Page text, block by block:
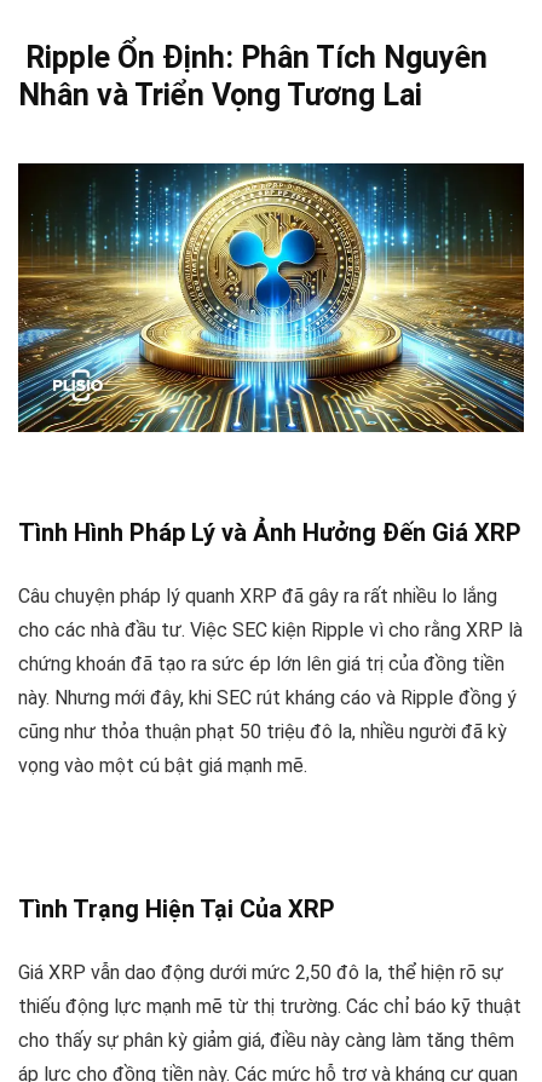
Ripple Ổn Định: Phân Tích Nguyên
Nhân và Triển Vọng Tương Lai
Tình Hình Pháp Lý và Ảnh Hưởng Đến Giá XRP
Câu chuyện pháp lý quanh XRP đã gây ra rất nhiều lo lắng
cho các nhà đầu tư. Việc SEC kiện Ripple vì cho rằng XRP là
chứng khoán đã tạo ra sức ép lớn lên giá trị của đồng tiền
này. Nhưng mới đây, khi SEC rút kháng cáo và Ripple đồng ý
cũng như thỏa thuận phạt 50 triệu đô la, nhiều người đã kỳ
vọng vào một cú bật giá mạnh mẽ.
Tình Trạng Hiện Tại Của XRP
Giá XRP vẫn dao động dưới mức 2,50 đô la, thể hiện rõ sự
thiếu động lực mạnh mẽ từ thị trường. Các chỉ báo kỹ thuật
cho thấy sự phân kỳ giảm giá, điều này càng làm tăng thêm
áp lực cho đồng tiền này. Các mức hỗ trợ và kháng cự quan